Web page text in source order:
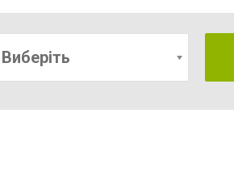
Виберіть